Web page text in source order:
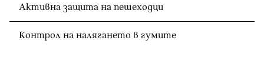
Активна защита на пешеходци
Контрол на налягането в гумите